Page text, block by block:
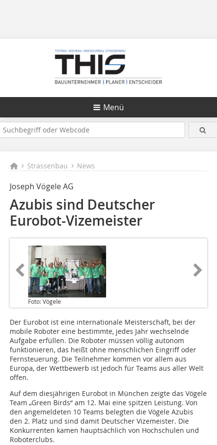
Menü
Strassenbau News
Joseph Vögele AG
Azubis sind Deutscher
Eurobot-Vizemeister
Foto: Vögele
Der Eurobot ist eine internationale Meisterschaft, bei der
mobile Roboter eine bestimmte, jedes Jahr wechselnde
Aufgabe erfüllen. Die Roboter müssen völlig autonom
funktionieren, das heißt ohne menschlichen Eingriff oder
Fernsteuerung. Die Teilnehmer kommen vor allem aus
Europa, der Wettbewerb ist jedoch für Teams aus aller Welt
offen.
Auf dem diesjährigen Eurobot in München zeigte das Vögele
Team „Green Birds“ am 12. Mai eine spitzen Leistung. Von
den angemeldeten 10 Teams belegten die Vögele Azubis
den 2. Platz und sind damit Deutscher Vizemeister. Die
Konkurrenten kamen hauptsächlich von Hochschulen und
Roboterclubs.